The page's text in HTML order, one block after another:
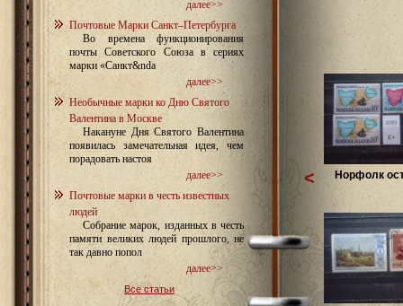
далее>>
Почтовые Марки Санкт–Петербурга
Во времена функционирования
почты Советского Союза в сериях
марки «Санкт&nda
далее>>
Необычные марки ко Дню Святого
Валентина в Москве
Накануне Дня Святого Валентина
появилась замечательная идея, чем
порадовать настоя
далее>>
Почтовые марки в честь известных
людей
Собрание марок, изданных в честь
памяти великих людей прошлого, не
так давно попол
далее>>
Все статьи
Норфолк
<